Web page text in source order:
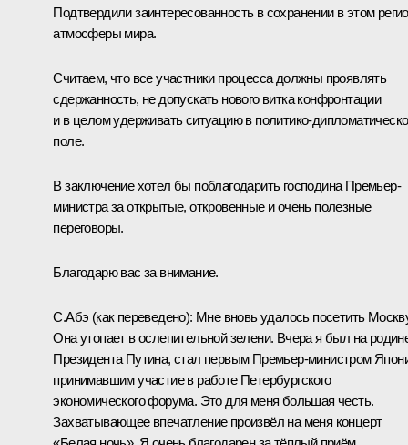
Подтвердили заинтересованность в сохранении в этом
атмосферы мира.
Считаем, что все участники процесса должны проявлять
сдержанность, не допускать нового витка конфронтации
и в целом удерживать ситуацию в политико-
поле.
В заключение хотел бы поблагодарить господина Премьер-
министра за открытые, откровенные и очень полезные
переговоры.
Благодарю вас за внимание.
C.Абэ (как переведено): Мне вновь удалось посетить
Она утопает в ослепительной зелени. Вчера я был на
Президента Путина, стал первым Премьер-министром
принимавшим участие в работе Петербургского
экономического форума. Это для меня большая честь.
Захватывающее впечатление произвёл на меня концерт